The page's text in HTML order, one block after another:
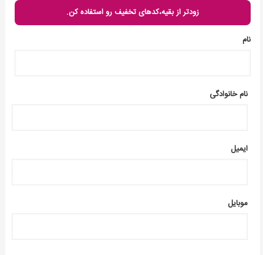
زودتر از بقیه،کدهای تخفیف رو استفاده کن.
نام
نام خانوادگی
ایمیل
موبایل